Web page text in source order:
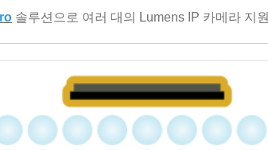
솔루션으로 여러 대의 Lumens IP 카메라 지원